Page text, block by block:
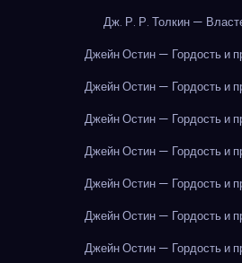
Дж. Р. Р. Толкин —
Джейн Остин — Гордость и
Джейн Остин — Гордость и
Джейн Остин — Гордость и
Джейн Остин — Гордость и
Джейн Остин — Гордость и
Джейн Остин — Гордость и
Джейн Остин — Гордость и